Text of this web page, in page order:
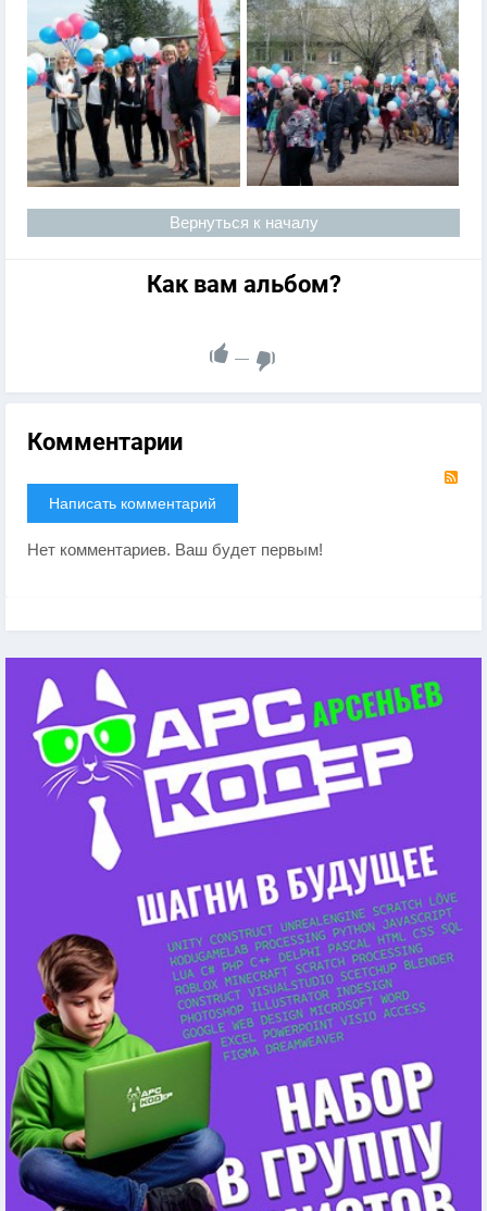
Вернуться к началу
Как вам альбом?
—
Комментарии
Написать комментарий
Нет комментариев. Ваш будет первым!